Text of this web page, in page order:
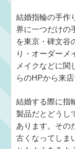
結婚指輪の手作
界に一つだけの
を東京・碑文谷
り・オーダーメ
メイクなどに関
らのHPから来店
結婚する際に指
製品だとどうし
あります。その
古くなってしま